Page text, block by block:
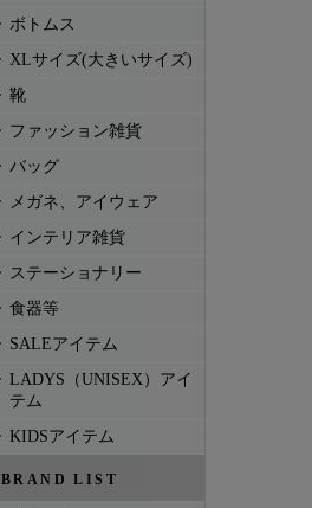
ボトムス
XLサイズ(大きいサイズ)
靴
ファッション雑貨
バッグ
メガネ、アイウェア
インテリア雑貨
ステーショナリー
食器等
SALEアイテム
LADYS（UNISEX）アイ
テム
KIDSアイテム
BRAND LIST